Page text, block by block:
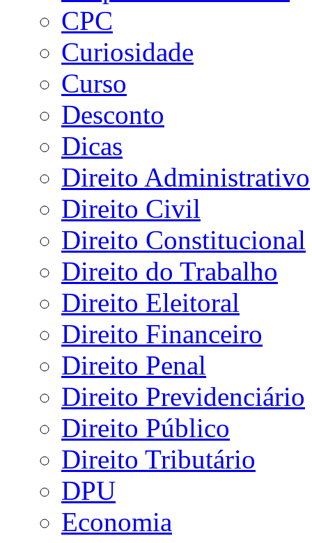
CPC
Curiosidade
Curso
Desconto
Dicas
Direito Administrativo
Direito Civil
Direito Constitucional
Direito do Trabalho
Direito Eleitoral
Direito Financeiro
Direito Penal
Direito Previdenciário
Direito Público
Direito Tributário
DPU
Economia